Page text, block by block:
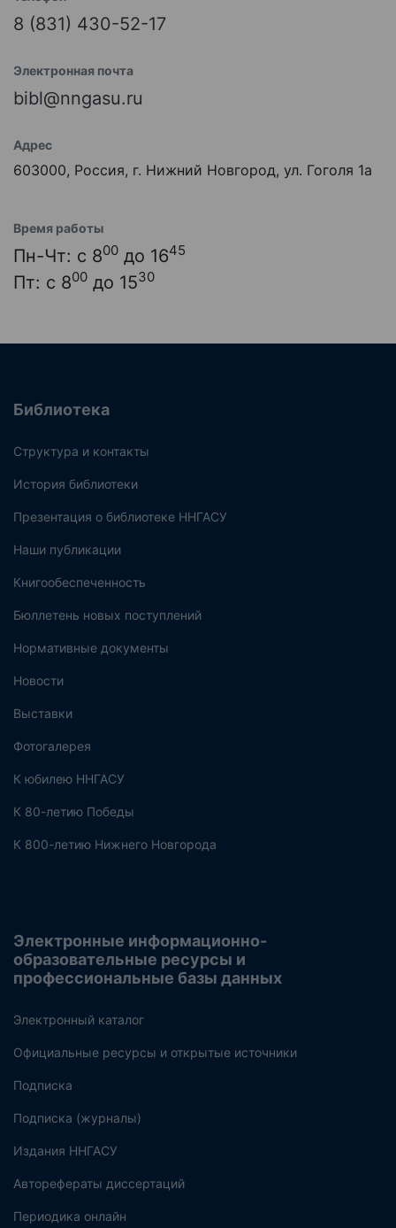
8 (831) 430-52-17
Электронная почта
bibl@nngasu.ru
Адрес
603000, Россия, г. Нижний Новгород, ул. Гоголя 1а
Время работы
Пн-Чт: с 800 до 1645
Пт: с 800 до 1530
Библиотека
Структура и контакты
История библиотеки
Презентация о библиотеке ННГАСУ
Наши публикации
Книгообеспеченность
Бюллетень новых поступлений
Нормативные документы
Новости
Выставки
Фотогалерея
К юбилею ННГАСУ
К 80-летию Победы
К 800-летию Нижнего Новгорода
Электронные информационно-
образовательные ресурсы и
профессиональные базы данных
Электронный каталог
Официальные ресурсы и открытые источники
Подписка
Подписка (журналы)
Издания ННГАСУ
Авторефераты диссертаций
Периодика онлайн